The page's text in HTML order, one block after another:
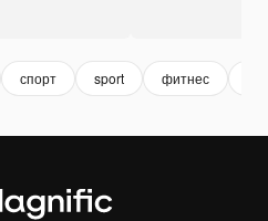
спорт sport фитнес